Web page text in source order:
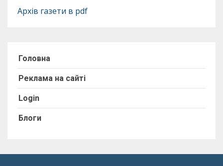
Архів газети в pdf
Головна
Реклама на сайті
Login
Блоги